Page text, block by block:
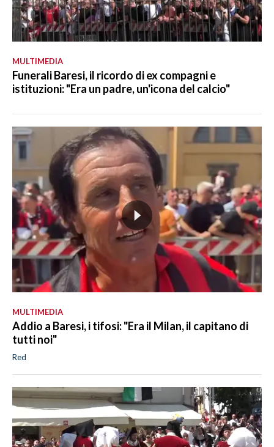
MULTIMEDIA
Funerali Baresi, il ricordo di ex compagni e
istituzioni: "Era un padre, un'icona del calcio"
MULTIMEDIA
Addio a Baresi, i tifosi: "Era il Milan, il capitano di
tutti noi"
Red